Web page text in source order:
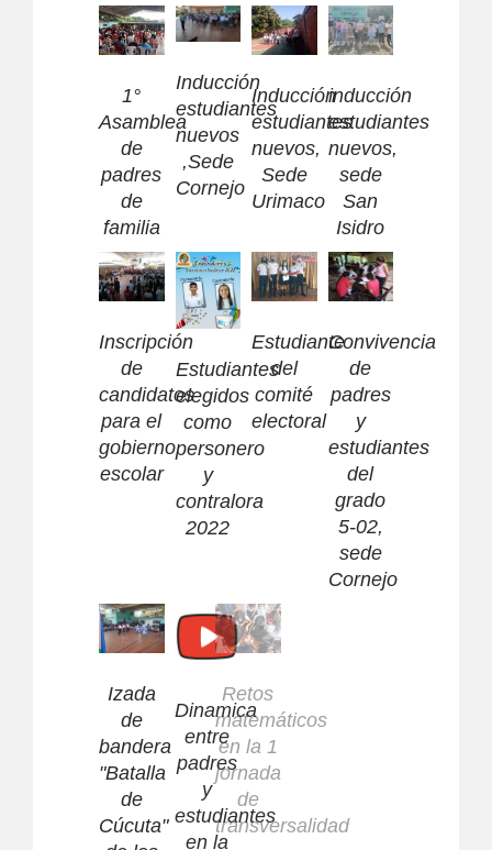
1°
Asamblea
de
padres
de
familia
Inducción
estudiantes
nuevos
,Sede
Cornejo
Inducción
estudiantes
nuevos,
Sede
Urimaco
inducción
estudiantes
nuevos,
sede
San
Isidro
Inscripción
de
candidatos
para el
gobierno
escolar
Estudiantes
elegidos
como
personero
y
contralora
2022
Estudiante
del
comité
electoral
Convivencia
de
padres
y
estudiantes
del
grado
5-02,
sede
Cornejo
Izada
de
bandera
"Batalla
de
Cúcuta"
Dinamica
entre
padres
y
estudiantes
en la
Retos
matemáticos
en la 1
jornada
transversalidad
de las